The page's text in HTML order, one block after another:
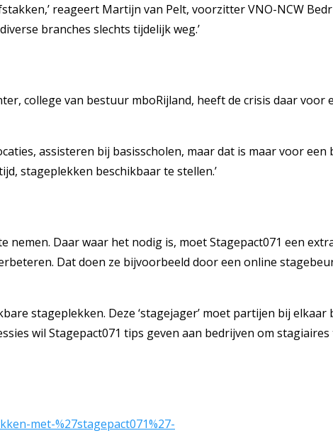
reageert Martijn van Pelt, voorzitter VNO-NCW
branches slechts tijdelijk weg.’
college van bestuur mboRijland, heeft de crisis daar voor
assisteren bij basisscholen, maar dat is maar voor
stageplekken beschikbaar te stellen.’
Daar waar het nodig is, moet Stagepact071 een
Dat doen ze bijvoorbeeld door een online
stageplekken. Deze ‘stagejager’ moet partijen bij
wil Stagepact071 tips geven aan bedrijven om
met-%27stagepact071%27-